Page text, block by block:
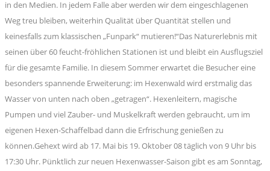
in den Medien. In jedem Falle aber werden wir dem eingeschlagenen
Weg treu bleiben, weiterhin Qualität über Quantität stellen und
keinesfalls zum klassischen „Funpark“ mutieren!“Das Naturerlebnis mit
seinen über 60 feucht-fröhlichen Stationen ist und bleibt ein Ausflugsziel
für die gesamte Familie. In diesem Sommer erwartet die Besucher eine
besonders spannende Erweiterung: im Hexenwald wird erstmalig das
Wasser von unten nach oben „getragen“. Hexenleitern, magische
Pumpen und viel Zauber- und Muskelkraft werden gebraucht, um im
eigenen Hexen-Schaffelbad dann die Erfrischung genießen zu
können.Gehext wird ab 17. Mai bis 19. Oktober 08 täglich von 9 Uhr bis
17:30 Uhr. Pünktlich zur neuen Hexenwasser-Saison gibt es am Sonntag,